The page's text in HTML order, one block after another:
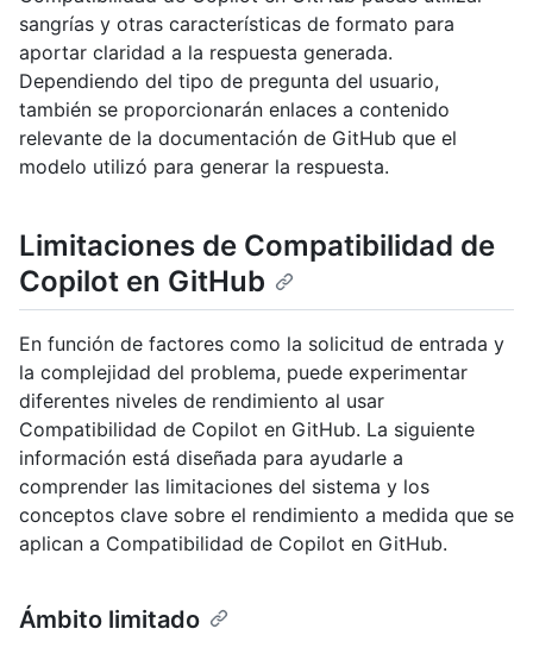
sangrías y otras características de formato para
aportar claridad a la respuesta generada.
Dependiendo del tipo de pregunta del usuario,
también se proporcionarán enlaces a contenido
relevante de la documentación de GitHub que el
modelo utilizó para generar la respuesta.
Limitaciones de Compatibilidad de
Copilot en GitHub
En función de factores como la solicitud de entrada y
la complejidad del problema, puede experimentar
diferentes niveles de rendimiento al usar
Compatibilidad de Copilot en GitHub. La siguiente
información está diseñada para ayudarle a
comprender las limitaciones del sistema y los
conceptos clave sobre el rendimiento a medida que se
aplican a Compatibilidad de Copilot en GitHub.
Ámbito limitado